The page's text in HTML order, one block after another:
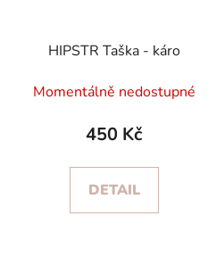
HIPSTR Taška - káro
Momentálně nedostupné
450 Kč
DETAIL